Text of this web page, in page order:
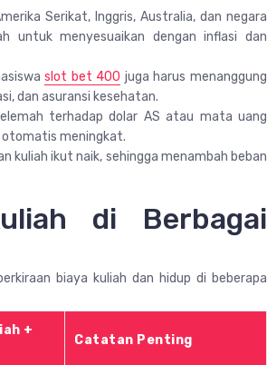
Serikat, Inggris, Australia, dan negara
untuk menyesuaikan dengan inflasi dan
slot bet 400 juga harus menanggung
dan asuransi kesehatan.
terhadap dolar AS atau mata uang
otomatis meningkat.
kuliah ikut naik, sehingga menambah beban
di Berbagai
biaya kuliah dan hidup di beberapa
+
Catatan Penting